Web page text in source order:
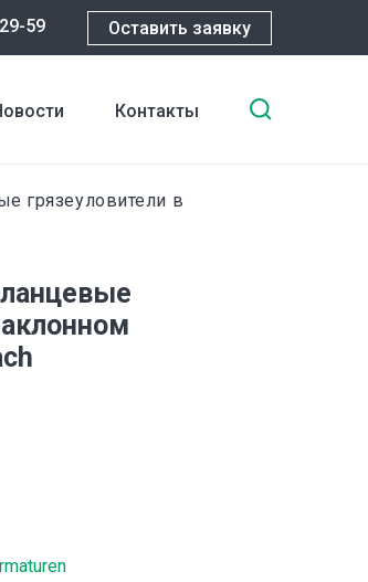
59 Оставить заявку
Контакты
грязеуловители в